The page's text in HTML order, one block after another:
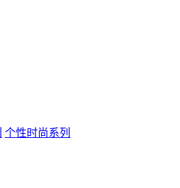
个性时尚系列